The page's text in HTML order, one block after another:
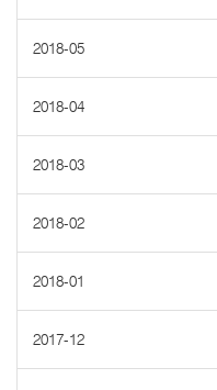
2018-05
2018-04
2018-03
2018-02
2018-01
2017-12